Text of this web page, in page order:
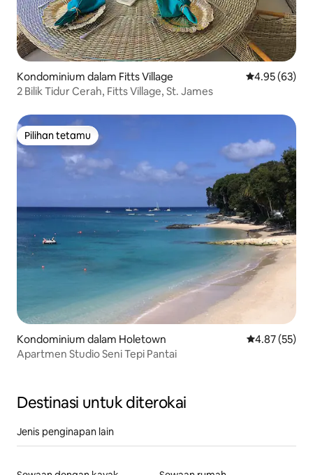
Kondominium dalam Fitts Village Penarafan
4.95 (63)
2 Bilik Tidur Cerah, Fitts Village, St. James
Pilihan tetamu
Pilihan tetamu
Kondominium dalam Holetown Penarafan
4.87 (55)
Apartmen Studio Seni Tepi Pantai
Destinasi untuk diterokai
Jenis penginapan lain